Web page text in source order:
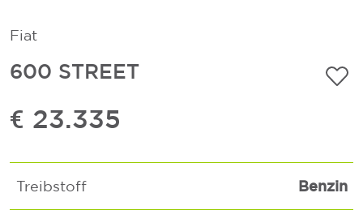
Fiat
600 STREET
€ 23.335
Treibstoff Benzin